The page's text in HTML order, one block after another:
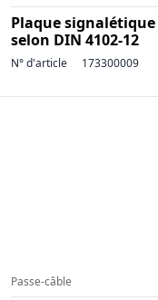
Plaque
selon DIN 4102-12
N° d'article 173300009
Passe-câble